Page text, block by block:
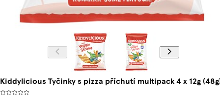
Kiddylicious Tyčinky s pizza příchutí multipack 4 x 12g